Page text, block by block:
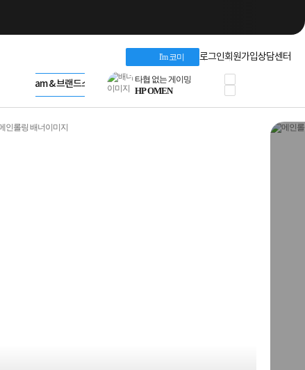
I'm 코미 로그인회원가입상담센터
LG gram & 브랜드스토어
Microsoft 브랜드스토어
AMD 브랜드스토어
Intel 브랜드스토어
혜택 PACK
Dell 구매 찬스
프로 에센셜
타협 없는 게이밍
HP OMEN
로지텍